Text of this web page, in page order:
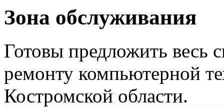
Зона обслуживания
Готовы предложить весь
ремонту компьютерной
Костромской области.